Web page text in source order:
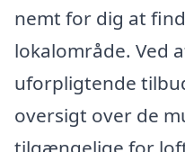
nemt for dig at
lokalområde. Ved
uforpligtende
oversigt over de